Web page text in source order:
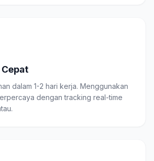
dalam 1-2 hari kerja. Menggunakan
dengan tracking real-time